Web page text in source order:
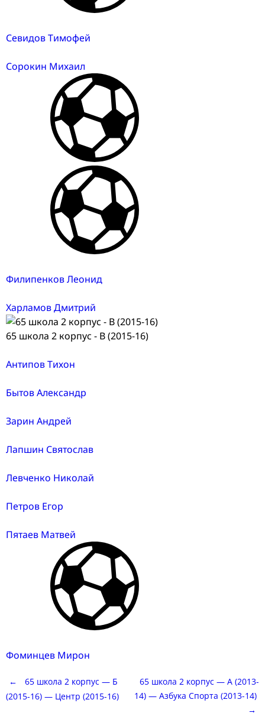
Севидов Тимофей
Сорокин Михаил
Филипенков Леонид
Харламов Дмитрий
65 школа 2 корпус - В (2015-16)
Антипов Тихон
Бытов Александр
Зарин Андрей
Лапшин Святослав
Левченко Николай
Петров Егор
Пятаев Матвей
Фоминцев Мирон
Post
←
65 школа 2 корпус — Б
(2015-16) — Центр (2015-16)
65 школа 2 корпус — А (2013-
14) — Азбука Спорта (2013-14)
→